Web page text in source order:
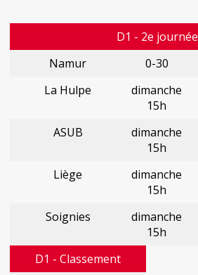
D1 - 2e journée
Namur
0-30
La Hulpe
dimanche
15h
ASUB
dimanche
15h
Liège
dimanche
15h
Soignies
dimanche
15h
D1 - Classement